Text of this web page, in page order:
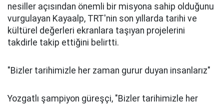
nesiller açısından önemli bir misyona sahip olduğunu
vurgulayan Kayaalp, TRT'nin son yıllarda tarihi ve
kültürel değerleri ekranlara taşıyan projelerini
takdirle takip ettiğini belirtti.
"Bizler tarihimizle her zaman gurur duyan insanlarız"
Yozgatlı şampiyon güreşçi, "Bizler tarihimizle her